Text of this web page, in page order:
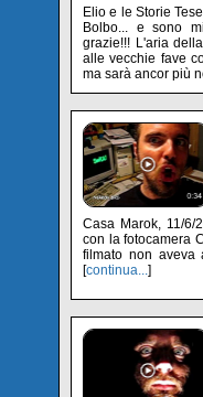
Elio e le Storie
Bolbo... e sono
grazie!!! L'aria
alle vecchie fave
ma sarà ancor più
Casa Marok, 11/
con la fotocamera
filmato non aveva
[continua...]